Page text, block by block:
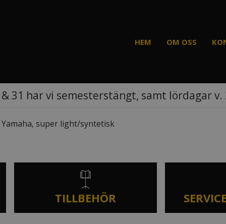
HEM OM OSS
& 31 har vi semesterstängt, samt lördagar
super light/syntetisk
TILLBEHÖR